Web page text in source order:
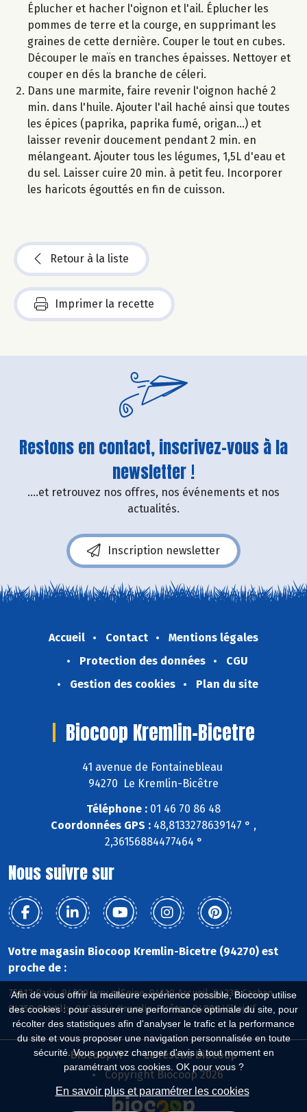
Afin de vous offrir la meilleure expérience possible, Biocoop utilise
des cookies : pour assurer une performance optimale du site, pour
récolter des statistiques afin d'analyser le trafic et la performance
du site et vous proposer une navigation personnalisée en toute
sécurité. Vous pouvez changer d'avis à tout moment en
paramétrant vos cookies. OK pour vous ?
En savoir plus et paramétrer les cookies
Éplucher et hacher l'oignon et l'ail. Éplucher les
pommes de terre et la courge, en supprimant les
graines de cette dernière. Couper le tout en cubes.
Découper le maïs en tranches épaisses. Nettoyer et
couper en dés la branche de céleri.
Dans une marmite, faire revenir l'oignon haché 2
min. dans l'huile. Ajouter l'ail haché ainsi que toutes
les épices (paprika, paprika fumé, origan...) et
laisser revenir doucement pendant 2 min. en
mélangeant. Ajouter tous les légumes, 1,5L d'eau et
du sel. Laisser cuire 20 min. à petit feu. Incorporer
les haricots égouttés en fin de cuisson.
Retour à la liste
Imprimer la recette
Restons en contact, inscrivez-vous à la
newsletter !
....et retrouvez nos offres, nos événements et nos
actualités.
Inscription newsletter
Accueil Contact
Mentions légales
Protection des données
CGU
Gestion des cookies
Plan du site
Biocoop Kremlin-Bicetre
41 avenue de Fontainebleau
94270 Le Kremlin-Bicêtre
Téléphone : 01 46 70 86 48
Coordonnées GPS : 48,8133278639147 ° ,
2,36156884477464 °
Nous suivre sur
Votre magasin Biocoop Kremlin-Bicetre (94270) est
proche de :
75013 Paris, 94200 Ivry s/Seine, 94110 Arcueil, 94230 Cachan,
94250 Gentilly, 94270 Le Kremlin-Bicêtre, 94800 Villejuif
Biocoop.fr
Le réseau Biocoop
Copyright Biocoop 2026